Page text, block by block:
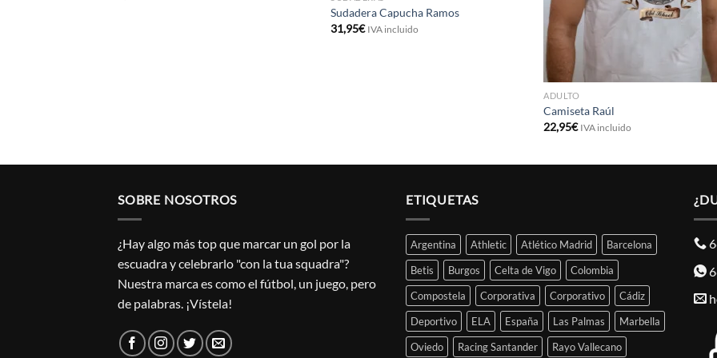
Sudadera Capucha Ramos
31,95€ IVA incluido
ADULTO
Camiseta Raúl
22,95€ IVA incluido
SOBRE NOSOTROS
¿Hay algo más top que marcar un gol por la
escuadra y celebrarlo "con la tua squadra"?
Nuestra marca es como el fútbol, un juego, pero
de palabras. ¡Vístela!
ETIQUETAS
Argentina Athletic Atlético Madrid
Barcelona
Betis
Burgos Celta de Vigo
Colombia
Compostela
Corporativa Corporativo
Cádiz
Deportivo
ELA España Las Palmas
Marbella
Oviedo
Racing Santander Rayo Vallecano